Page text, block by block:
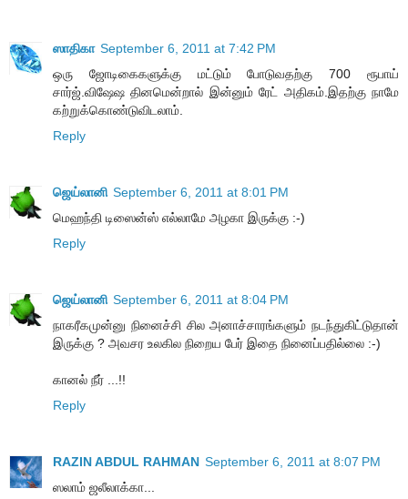
ஸாதிகா September 6, 2011 at 7:42 PM
ஒரு ஜோடிகைகளுக்கு மட்டும் போடுவதற்கு 700 ரூபாய்
சார்ஜ்.விஷேஷ தினமென்றால் இன்னும் ரேட் அதிகம்.இதற்கு நாமே
கற்றுக்கொண்டுவிடலாம்.
Reply
ஜெய்லானி September 6, 2011 at 8:01 PM
மெஹந்தி டிஸைன்ஸ் எல்லாமே அழகா இருக்கு :-)
Reply
ஜெய்லானி September 6, 2011 at 8:04 PM
நாகரீகமுன்னு நினைச்சி சில அனாச்சாரங்களும் நடந்துகிட்டுதான்
இருக்கு ? அவசர உலகில நிறைய பேர் இதை நினைப்பதில்லை :-)
கானல் நீர் ...!!
Reply
RAZIN ABDUL RAHMAN September 6, 2011 at 8:07 PM
ஸலாம் ஜலீலாக்கா...